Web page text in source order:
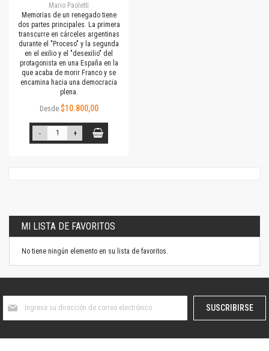
Mario Paoletti
Memorias de un renegado tiene
dos partes principales. La primera
transcurre en cárceles argentinas
durante el "Proceso" y la segunda
en el exilio y el "desexilio" del
protagonista en una España en la
que acaba de morir Franco y se
encamina hacia una democracia
plena.
Desde $10.800,00
- +
MI LISTA DE FAVORITOS
No tiene ningún elemento en su lista de favoritos.
boletín
SUSCRIBIRSE